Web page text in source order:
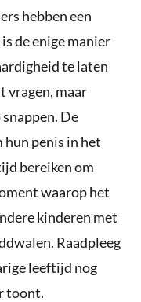
hebben een
de enige manier
te laten
vragen, maar
De
hun penis in het
bereiken om
waarop het
kinderen met
Raadpleeg
leeftijd nog
toont.